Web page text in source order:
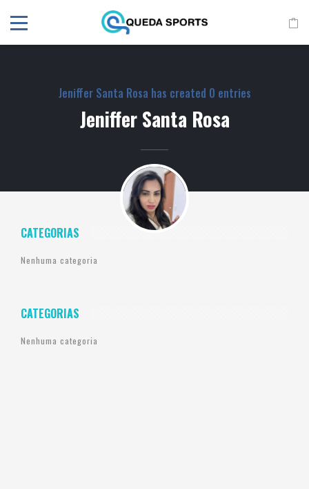
Jeniffer Santa Rosa has created 0 entries
Jeniffer Santa Rosa
CATEGORIAS
Nenhuma categoria
CATEGORIAS
Nenhuma categoria